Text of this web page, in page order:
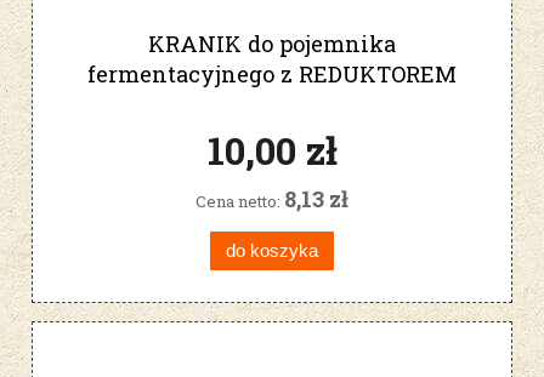
KRANIK do pojemnika
fermentacyjnego z REDUKTOREM
10,00 zł
Cena netto: 8,13 zł
do koszyka